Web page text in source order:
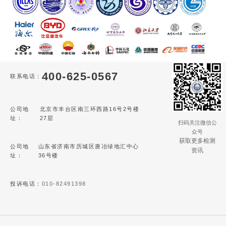
联系电话： 400-625-0567
公司地
址：
北京市丰台区南三环西路16号2号楼
27层
公司地
址：
山东省济南市历城区唐冶绿地汇中心
36号楼
投诉电话： 010-82491398
扫码关注微信公
众号
获取更多检测
资讯